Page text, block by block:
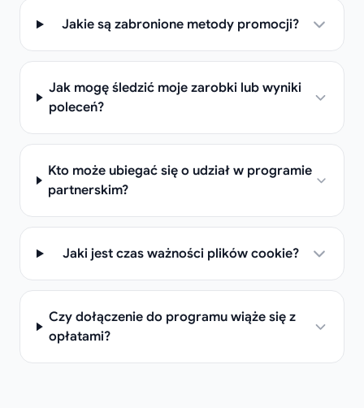
Jakie są zabronione metody promocji?
Jak mogę śledzić moje zarobki lub wyniki
poleceń?
Kto może ubiegać się o udział w programie
partnerskim?
Jaki jest czas ważności plików cookie?
Czy dołączenie do programu wiąże się z
opłatami?